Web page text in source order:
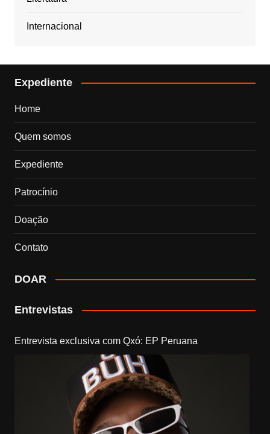
Internacional
Expediente
Home
Quem somos
Expediente
Patrocínio
Doação
Contato
DOAR
Entrevistas
Entrevista exclusiva com Qxó: EP Peruana